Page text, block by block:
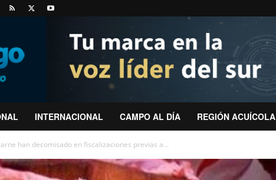
INTERNACIONAL CAMPO AL DÍA REGIÓN ACUÍCOLA
han decomisado en fiscalizaciones previas a...